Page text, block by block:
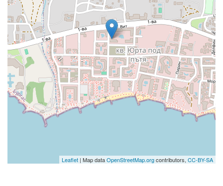
Leaflet | Map dataOpenStreetMap.orgcontributors, CC-BY-SA